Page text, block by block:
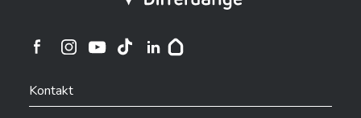
Ville de Differdange sur Instagram
Kontakt